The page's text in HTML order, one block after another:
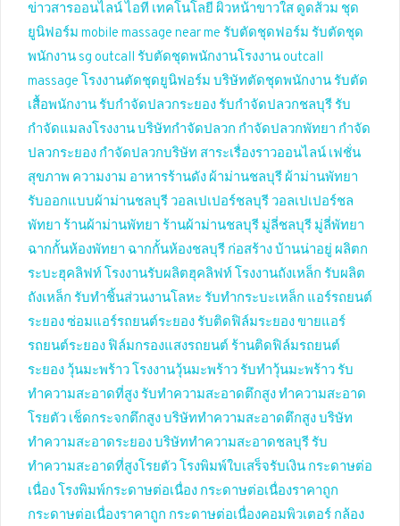
ข่าวสารออนไลน์ ไอที เทคโนโลยี ผิวหน้าขาวใส ดูดส้วม ชุด
ยูนิฟอร์ม mobile massage near me รับตัดชุดฟอร์ม รับตัดชุด
พนักงาน sg outcall รับตัดชุดพนักงานโรงงาน outcall
massage โรงงานตัดชุดยูนิฟอร์ม บริษัทตัดชุดพนักงาน รับตัด
เสื้อพนักงาน รับกำจัดปลวกระยอง รับกำจัดปลวกชลบุรี รับ
กำจัดแมลงโรงงานบริษัทกำจัดปลวก กำจัดปลวกพัทยา กำจัด
ปลวกระยอง กำจัดปลวกบริษัท สาระเรื่องราวออนไลน์ เฟชั่น
สุขภาพ ความงาม อาหารร้านดัง ผ้าม่านชลบุรี ผ้าม่านพัทยา
รับออกแบบผ้าม่านชลบุรี วอลเปเปอร์ชลบุรี วอลเปเปอร์ชล
พัทยา ร้านผ้าม่านพัทยา ร้านผ้าม่านชลบุรี มู่ลี่ชลบุรี มู่ลี่พัทยา
ฉากกั้นห้องพัทยา ฉากกั้นห้องชลบุรี ก่อสร้าง บ้านน่าอยู่ ผลิตก
ระบะฮุคลิฟท์ โรงงานรับผลิตฮุคลิฟท์ โรงงานถังเหล็ก รับผลิต
ถังเหล็ก รับทำชิ้นส่วนงานโลหะ รับทำกระบะเหล็ก แอร์รถยนต์
ระยองซ่อมแอร์รถยนต์ระยอง รับติดฟิล์มระยองขายแอร์
รถยนต์ระยอง ฟิล์มกรองแสงรถยนต์ ร้านติดฟิล์มรถยนต์
ระยอง วุ้นมะพร้าว โรงงานวุ้นมะพร้าว รับทำวุ้นมะพร้าว รับ
ทำความสะอาดที่สูง รับทำความสะอาดตึกสูงทำความสะอาด
โรยตัว เช็ดกระจกตึกสูงบริษัททำความสะอาดตึกสูงบริษัท
ทำความสะอาดระยองบริษัททำความสะอาดชลบุรี รับ
ทำความสะอาดที่สูงโรยตัว โรงพิมพ์ใบเสร็จรับเงิน กระดาษต่อ
เนื่อง โรงพิมพ์กระดาษต่อเนื่อง กระดาษต่อเนื่องราคาถูก
กระดาษต่อเนื่องราคาถูก กระดาษต่อเนื่องคอมพิวเตอร์ กล้อง